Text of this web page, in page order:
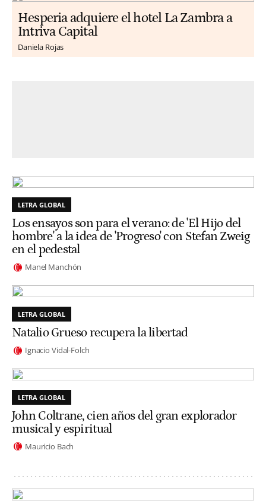
Hesperia adquiere el hotel La Zambra a
Intriva Capital
Daniela Rojas
LETRA GLOBAL
Los ensayos son para el verano: de 'El Hijo del
hombre' a la idea de 'Progreso' con Stefan Zweig
en el pedestal
Manel Manchón
LETRA GLOBAL
Natalio Grueso recupera la libertad
Ignacio Vidal-Folch
LETRA GLOBAL
John Coltrane, cien años del gran explorador
musical y espiritual
Mauricio Bach